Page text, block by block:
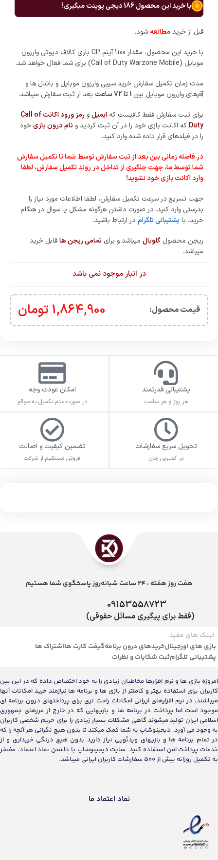
با خرید این محصول186دیجی پوینت میگیری!
قبل از خریدمطالعه شود.
با خرید این محصول، مقدار 1100 آیتم CP بازی کالاف دیوتی وارزون
موبایل (Call of Duty Warzone Mobile) برای شما فعال خواهد شد.
مدت زمان تکمیل سفارش خرید سیپی وارزون موبایل و باندل ها و
آفرهای وارزون موبایل بین تا 72 ساعت
بعد از ثبت سفارش میباشد.
برای ثبت سفارش فقط کافیست که ایمیلو
رمز ورود اکانت Call of
Duty که اکانت بازی خود را در آن ثبت کردید و نام درون بازیخود
را در فیلدهای قرار داده شده وارد کنید.
در فاصله زمانی بین بعد از ثبت سفارش توسط شما تا تکمیل سفارش
شما توسط ما، جهت جلگیری از تداخل در روند تکمیل سفارش، لطفا
وارد اکانت بازی خود نشوید!
جهت تسریع در سرعت تکمیل سفارش، لطفا اطلاعات مورد نیاز را
بدرستی وارد کنید. در صورت داشتن هرگونه مشکل یا سوال در هنگام
خرید، با پشتیبانی تلگرام در ارتباط باشید.
ریجن محصول گلوبال میباشد و برای تمامی ریجن هاقابل خرید
میباشد.
در انبار موجود نمی باشد
قیمت محصول:​ 1,864,900 تومان
پشتیبانی قدرتمند
هر روز و هر ساعت
امکان عودت وجه
در صورت عدم تکمیل به موقع
تحویل سریع سفارشات
در کمترین زمان
تضمین کیفیت و اصالت
فروش مستقیم از شرکت
هفت روز هفته ، 24 ساعت شبانه‌روز پاسخگوی شما هستیم
09153558723
(فقط برای پیگیری مسائل حقوقی)
لینک های مفید
بازی های اورجینالخریدهای درون برنامهگیفت کارت هااشتراک ها
پشتیبانی تلگرامثبت شکایات و نظرات
امروزه بازی ها و نرم افزارها مخاطبان زیادی را به خود اختصاص داده که در این بین
کاربران برای استفاده بهتر و کاملتر از بازی ها و برنامه ها نیازمند خرید امکانات آنها
میباشند، در نرم افزارهای ایرانی امکانات راحت تری برای پرداختهای درون برنامه ای
موجود است اما پرداخت در برنامه ها و بازیهایی که در خارج از مرزهای جمهوری
اسلامی ایران تولید میشوند گاهی مشکلات بسیار زیادی را برای حریم شخصی کاربران
به وجود می آورد. دیجینوشاپ به شما کمک میکند تا بدون هیچ نگرانی هر آنچه را که
در تمام برنامه ها و بازیهای ویدئویی نیاز دارید بدون هیچ درنگی خریداری و از
خدمات پرداخت امن استفاده کنید. سایت دیجینوشاپ با داشتن نماد اعتماد، مفتخر
به تکمیل روزانه بیش از 500 سفارشات کاربران ایرانی میباشد.
نماد اعتماد ما